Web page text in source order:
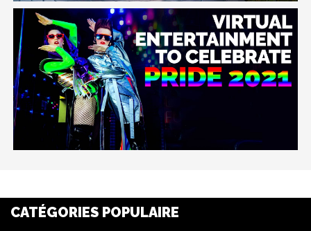
CATÉGORIES POPULAIRE